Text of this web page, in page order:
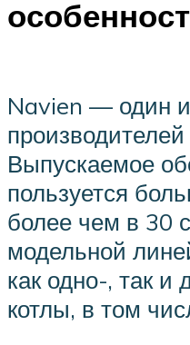
Navien — один
Выпускаемое
пользуется
более чем в 30
модельной
как одно-, так и
котлы, в том